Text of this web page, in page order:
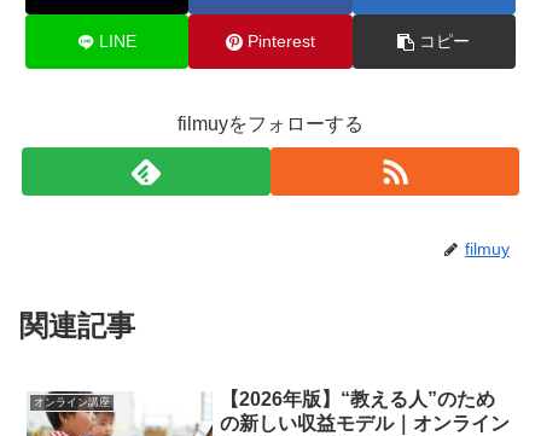
LINE Pinterest コピー
filmuyをフォローする
filmuy
関連記事
オンライン講座
【2026年版】“教える人”のため
の新しい収益モデル｜オンライン